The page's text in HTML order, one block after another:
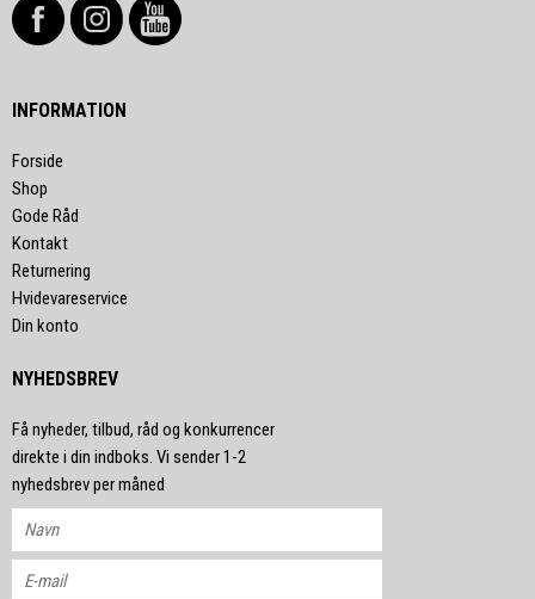
INFORMATION
Forside
Shop
Gode Råd
Kontakt
Returnering
Hvidevareservice
Din konto
NYHEDSBREV
Få nyheder, tilbud, råd og konkurrencer
direkte i din indboks. Vi sender 1-2
nyhedsbrev per måned